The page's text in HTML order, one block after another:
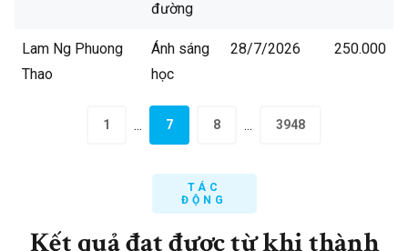
đường
Lam Ng Phuong
Thao
Ánh sáng
học
28/7/2026 250.000
Ánh sáng
đường
Nhom 4 lop
Ánh sáng
28/7/2026 400.000
1 ... 7 8 ... 3948
TÁC
ĐỘNG
Kết quả đạt được từ khi thành